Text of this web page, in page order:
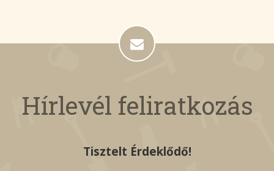
Hírlevél feliratkozás
Tisztelt Érdeklődő!